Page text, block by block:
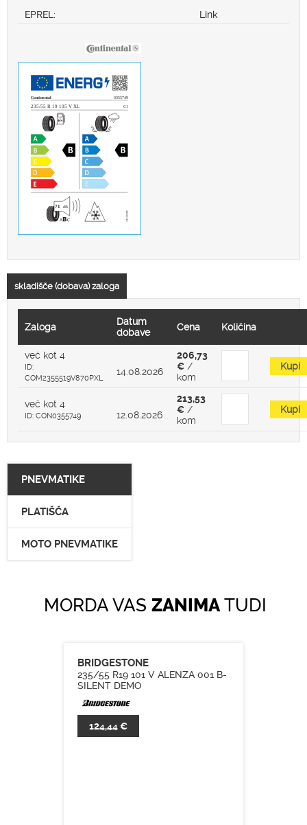
EPREL: Link
skladišče (dobava) zaloga
Zaloga
Datum
dobave
Cena Količina
več kot 4
ID:
COM2355519V870PXL
14.08.2026
206,73
€ /
kom
Kupi
več kot 4
ID: CON0355749 12.08.2026
213,53
€ /
kom
Kupi
PNEVMATIKE
PLATIŠČA
MOTO PNEVMATIKE
MORDA VAS ZANIMATUDI
BRIDGESTONE
235/55 R19 101 V ALENZA 001 B-
SILENT DEMO
124,44 €